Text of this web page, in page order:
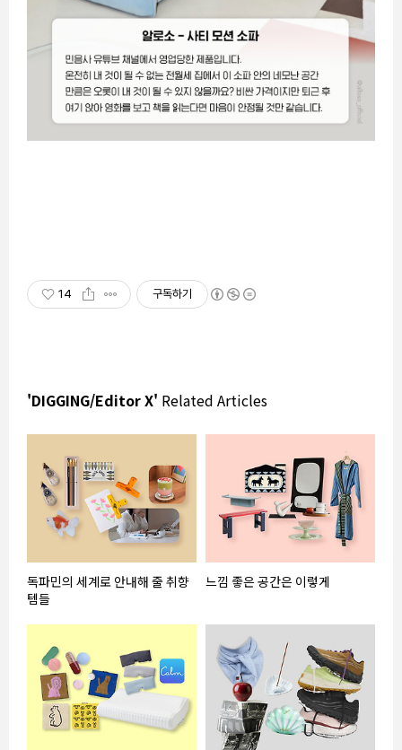
14 구독하기
'DIGGING/Editor X' Related Articles
독파민의 세계로 안내해 줄 취향
템들
느낌 좋은 공간은 이렇게